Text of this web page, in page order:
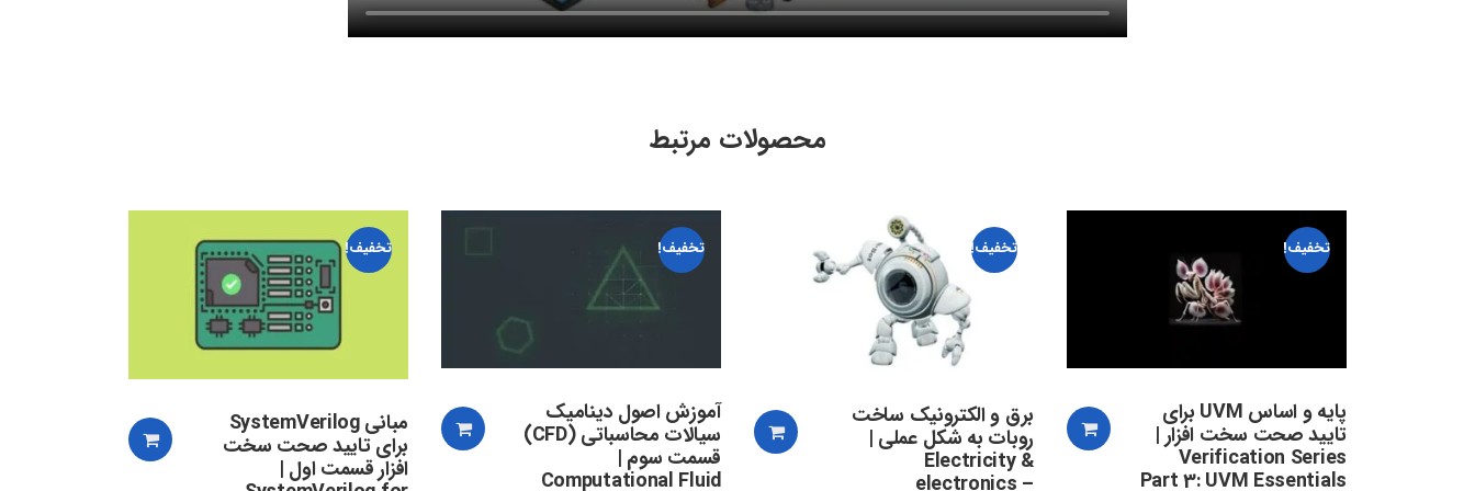
محصولات مرتبط
تخفیف!
پایه و اساس UVM برای
تایید صحت سخت افزار |
Verification Series
Part 3: UVM Essentials
تخفیف!
برق و الکترونیک ساخت
روبات به شکل عملی |
Electricity &
تخفیف!
آموزش اصول دینامیک
سیالات محاسباتی (CFD)
قسمت سوم |
Computational Fluid
تخفیف!
مبانی SystemVerilog
برای تایید صحت سخت
افزار قسمت اول |